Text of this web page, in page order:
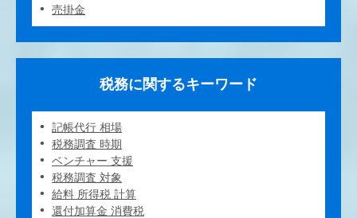
売掛金
税務に関するキーワード
記帳代行 相場
税務調査 時期
ベンチャー 支援
税務調査 対象
給料 所得税 計算
還付加算金 消費税